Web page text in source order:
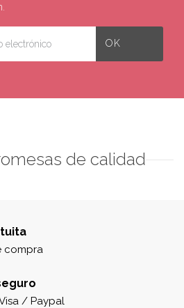
de calidad
compra
/ Paypal